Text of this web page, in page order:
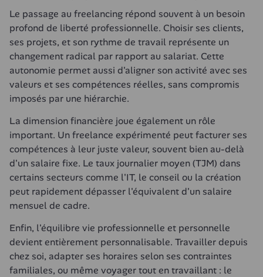
Le passage au freelancing répond souvent à un besoin
profond de liberté professionnelle. Choisir ses clients,
ses projets, et son rythme de travail représente un
changement radical par rapport au salariat. Cette
autonomie permet aussi d'aligner son activité avec ses
valeurs et ses compétences réelles, sans compromis
imposés par une hiérarchie.
La dimension financière joue également un rôle
important. Un freelance expérimenté peut facturer ses
compétences à leur juste valeur, souvent bien au-delà
d'un salaire fixe. Le taux journalier moyen (TJM) dans
certains secteurs comme l'IT, le conseil ou la création
peut rapidement dépasser l'équivalent d'un salaire
mensuel de cadre.
Enfin, l'équilibre vie professionnelle et personnelle
devient entièrement personnalisable. Travailler depuis
chez soi, adapter ses horaires selon ses contraintes
familiales, ou même voyager tout en travaillant : le